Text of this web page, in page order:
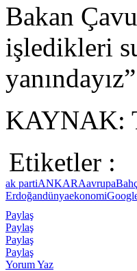
Bakan
işledikleri
KAYNAK:
Etiketler :
ak partiANKARAavrupa
Erdoğandünyaekonomi
Paylaş
Paylaş
Paylaş
Paylaş
Yorum Yaz